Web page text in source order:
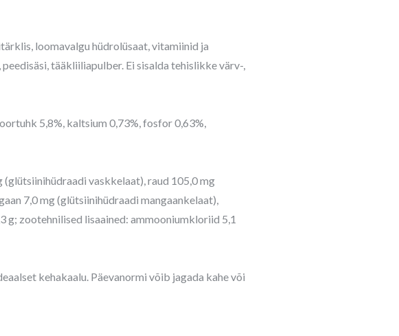
loomavalgu hüdrolüsaat, vitamiinid ja
tääkliiliapulber. Ei sisalda tehislikke värv-,
5,8%, kaltsium 0,73%, fosfor 0,63%,
vaskkelaat), raud 105,0 mg
7,0 mg (glütsiinihüdraadi mangaankelaat),
g; zootehnilised lisaained: ammooniumkloriid 5,1
kehakaalu. Päevanormi võib jagada kahe või